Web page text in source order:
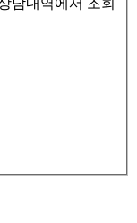
담내역에서 조회